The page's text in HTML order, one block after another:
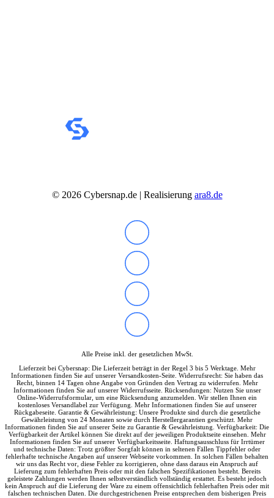
© 2026Cybersnap.de | Realisierung ara8.de
Alle Preise inkl. der gesetzlichen MwSt.
Lieferzeit bei Cybersnap: Die Lieferzeit beträgt in der Regel 3 bis 5 Werktage. Mehr
Informationen finden Sie auf unserer Versandkosten-Seite. Widerrufsrecht: Sie haben das
Recht, binnen 14 Tagen ohne Angabe von Gründen den Vertrag zu widerrufen. Mehr
Informationen finden Sie auf unserer Widerrufsseite. Rücksendungen: Nutzen Sie unser
Online-Widerrufsformular, um eine Rücksendung anzumelden. Wir stellen Ihnen ein
kostenloses Versandlabel zur Verfügung. Mehr Informationen finden Sie auf unserer
Rückgabeseite. Garantie & Gewährleistung: Unsere Produkte sind durch die gesetzliche
Gewährleistung von 24 Monaten sowie durch Herstellergarantien geschützt. Mehr
Informationen finden Sie auf unserer Seite zu Garantie & Gewährleistung. Verfügbarkeit: Die
Verfügbarkeit der Artikel können Sie direkt auf der jeweiligen Produktseite einsehen. Mehr
Informationen finden Sie auf unserer Verfügbarkeitsseite. Haftungsausschluss für Irrtümer
und technische Daten: Trotz größter Sorgfalt können in seltenen Fällen Tippfehler oder
fehlerhafte technische Angaben auf unserer Webseite vorkommen. In solchen Fällen behalten
wir uns das Recht vor, diese Fehler zu korrigieren, ohne dass daraus ein Anspruch auf
Lieferung zum fehlerhaften Preis oder mit den falschen Spezifikationen besteht. Bereits
geleistete Zahlungen werden Ihnen selbstverständlich vollständig erstattet. Es besteht jedoch
kein Anspruch auf die Lieferung der Ware zu einem offensichtlich fehlerhaften Preis oder mit
falschen technischen Daten. Die durchgestrichenen Preise entsprechen dem bisherigen Preis